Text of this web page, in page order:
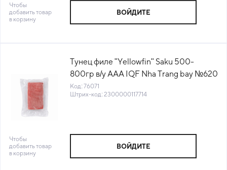
Чтобы
добавить товар
в корзину
ВОЙДИТЕ
Тунец филе "Yellowfin" Saku 500-
800гр в/у AAA IQF Nha Trang bay №620
Вьетнам (КОД 76071) (-18°С)
Код: 76071
Штрих-код: 2300000117714
Чтобы
добавить товар
в корзину
ВОЙДИТЕ